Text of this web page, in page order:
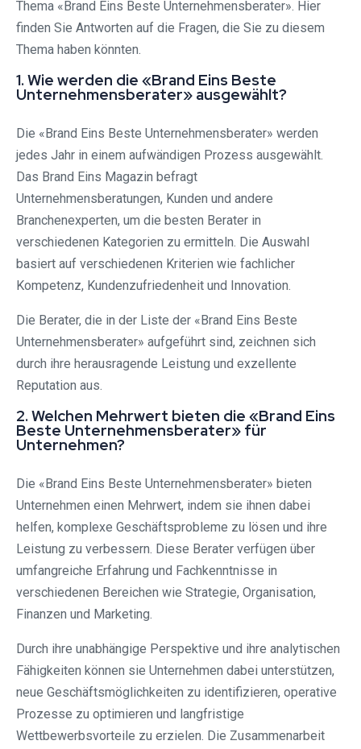
Thema «Brand Eins Beste Unternehmensberater». Hier
finden Sie Antworten auf die Fragen, die Sie zu diesem
Thema haben könnten.
1. Wie werden die «Brand Eins Beste
Unternehmensberater» ausgewählt?
Die «Brand Eins Beste Unternehmensberater» werden
jedes Jahr in einem aufwändigen Prozess ausgewählt.
Das Brand Eins Magazin befragt
Unternehmensberatungen, Kunden und andere
Branchenexperten, um die besten Berater in
verschiedenen Kategorien zu ermitteln. Die Auswahl
basiert auf verschiedenen Kriterien wie fachlicher
Kompetenz, Kundenzufriedenheit und Innovation.
Die Berater, die in der Liste der «Brand Eins Beste
Unternehmensberater» aufgeführt sind, zeichnen sich
durch ihre herausragende Leistung und exzellente
Reputation aus.
2. Welchen Mehrwert bieten die «Brand Eins
Beste Unternehmensberater» für
Unternehmen?
Die «Brand Eins Beste Unternehmensberater» bieten
Unternehmen einen Mehrwert, indem sie ihnen dabei
helfen, komplexe Geschäftsprobleme zu lösen und ihre
Leistung zu verbessern. Diese Berater verfügen über
umfangreiche Erfahrung und Fachkenntnisse in
verschiedenen Bereichen wie Strategie, Organisation,
Finanzen und Marketing.
Durch ihre unabhängige Perspektive und ihre analytischen
Fähigkeiten können sie Unternehmen dabei unterstützen,
neue Geschäftsmöglichkeiten zu identifizieren, operative
Prozesse zu optimieren und langfristige
Wettbewerbsvorteile zu erzielen. Die Zusammenarbeit